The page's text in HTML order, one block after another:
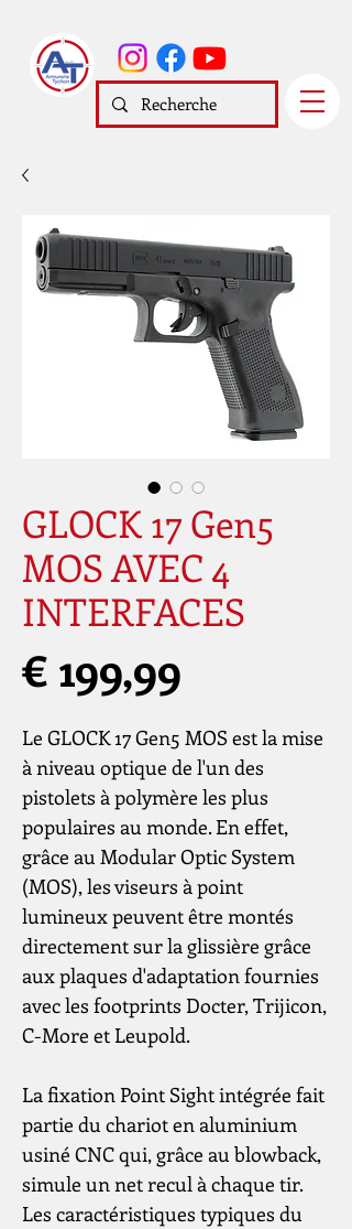
GLOCK 17 Gen5
MOS AVEC 4
INTERFACES
€ 199,99
Le GLOCK 17 Gen5 MOS est la mise
à niveau optique de l'un des
pistolets à polymère les plus
populaires au monde. En effet,
grâce au Modular Optic System
(MOS), les viseurs à point
lumineux peuvent être montés
directement sur la glissière grâce
aux plaques d'adaptation fournies
avec les footprints Docter, Trijicon,
C-More et Leupold.
La fixation Point Sight intégrée fait
partie du chariot en aluminium
usiné CNC qui, grâce au blowback,
simule un net recul à chaque tir.
Les caractéristiques typiques du